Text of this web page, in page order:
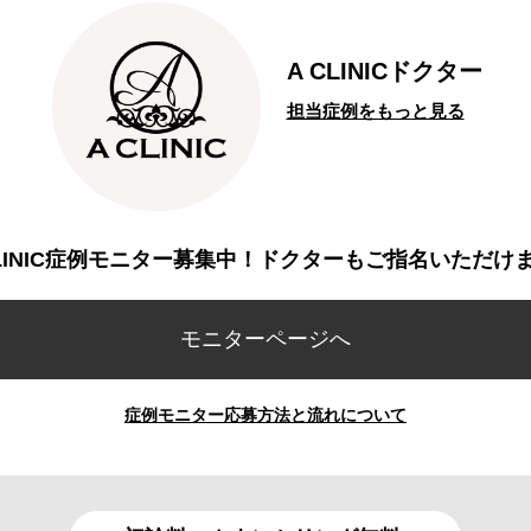
A CLINICドクター
担当症例をもっと見る
症例モニター募集中！ドクターもご指名いただけ
モニターページへ
症例モニター応募方法と流れについて